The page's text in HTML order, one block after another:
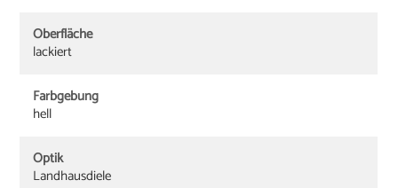
Oberfläche
lackiert
Farbgebung
hell
Optik
Landhausdiele